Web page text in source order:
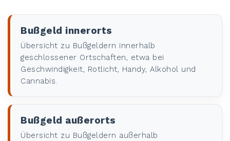
Bußgeld innerorts
Übersicht zu Bußgeldern innerhalb
geschlossener Ortschaften, etwa bei
Geschwindigkeit, Rotlicht, Handy, Alkohol und
Cannabis.
Bußgeld außerorts
Übersicht zu Bußgeldern außerhalb